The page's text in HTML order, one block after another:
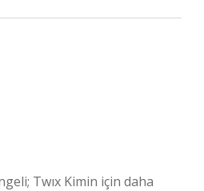
Twıx Kimin için daha